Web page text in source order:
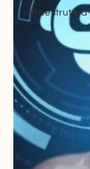
Infraestrutura